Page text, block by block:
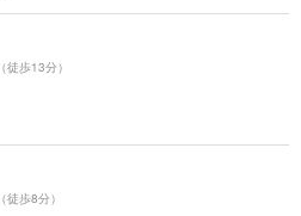
（徒歩13分）
（徒歩8分）